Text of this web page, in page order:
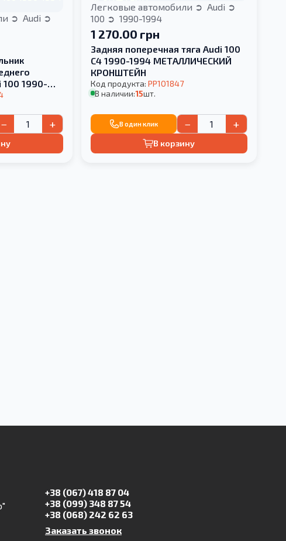
Audi
100 1990-
− +
Легковые автомобили
Audi
100
1990-1994
1 270.00 грн
Задняя поперечная тяга Audi 100
C4 1990-1994 МЕТАЛЛИЧЕСКИЙ
КРОНШТЕЙН
Код продукта: PP101847
В наличии:15шт.
В один клик − +
В корзину
+38 (067) 418 87 04
+38 (099) 348 87 54
+38 (068) 242 62 63
Заказать звонок